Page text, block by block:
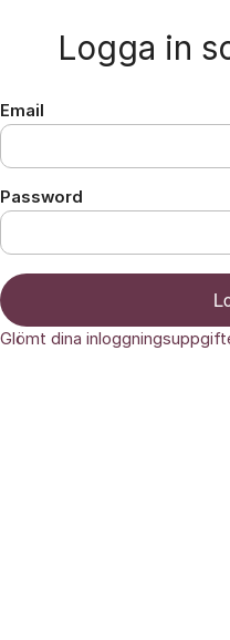
Logga in
Email
Password
Glömt dina